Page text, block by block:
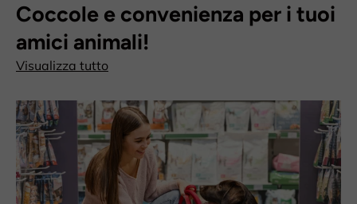
Coccole e convenienza per i tuoi
amici animali!
Visualizza tutto